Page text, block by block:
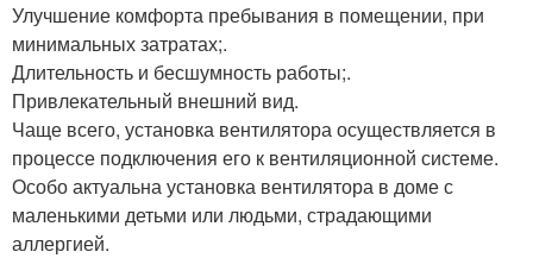
Улучшение комфорта пребывания в помещении, при
минимальных затратах;.
Длительность и бесшумность работы;.
Привлекательный внешний вид.
Чаще всего, установка вентилятора осуществляется в
процессе подключения его к вентиляционной системе.
Особо актуальна установка вентилятора в доме с
маленькими детьми или людьми, страдающими
аллергией.